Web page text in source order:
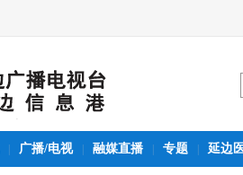
广播/电视 融媒直播 专题 延边